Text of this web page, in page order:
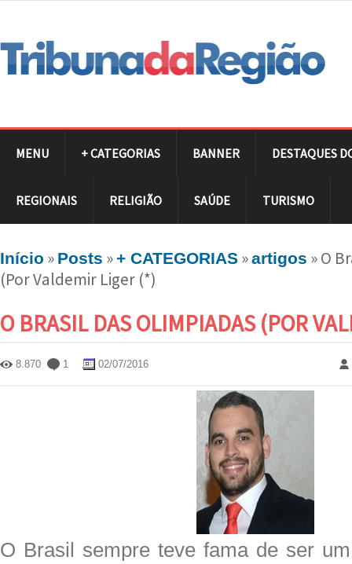
MENU + CATEGORIAS BANNER DESTAQUES
REGIONAIS RELIGIÃO SAÚDE TURISMO
Início » Posts »+ CATEGORIAS »artigos »O
(Por Valdemir Liger (*)
O BRASIL DAS OLIMPIADAS (POR
8.870 1 02/07/2016
O Brasil sempre teve fama de ser